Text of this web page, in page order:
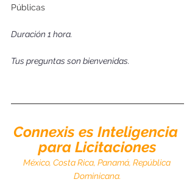
Públicas
Duración 1 hora.
Tus preguntas son bienvenidas.
Connexis es Inteligencia
para Licitaciones
México, Costa Rica, Panamá, República
Dominicana.